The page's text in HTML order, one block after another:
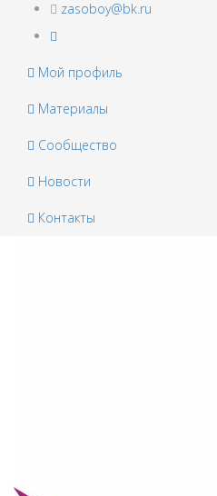
zasoboy@bk.ru
Мой профиль
Материалы
Сообщество
Новости
Контакты